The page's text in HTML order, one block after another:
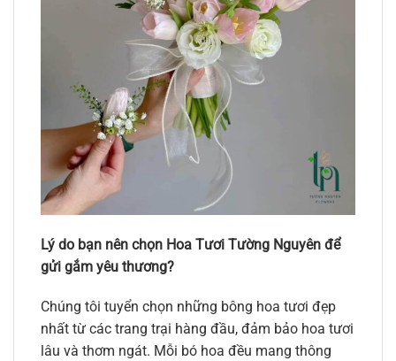
Lý do bạn nên chọn Hoa Tươi Tường Nguyên để
gửi gắm yêu thương?
Chúng tôi tuyển chọn những bông hoa tươi đẹp
nhất từ các trang trại hàng đầu, đảm bảo hoa tươi
lâu và thơm ngát. Mỗi bó hoa đều mang thông